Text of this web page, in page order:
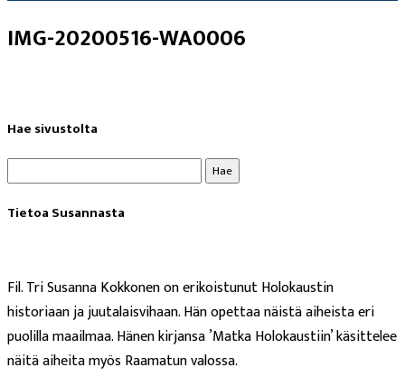
IMG-20200516-WA0006
Hae sivustolta
Tietoa Susannasta
Fil. Tri Susanna Kokkonen on erikoistunut Holokaustin
historiaan ja juutalaisvihaan. Hän opettaa näistä aiheista eri
puolilla maailmaa. Hänen kirjansa ’Matka Holokaustiin’ käsittelee
näitä aiheita myös Raamatun valossa.